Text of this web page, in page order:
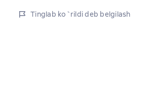
Tinglab ko`rildi deb belgilash